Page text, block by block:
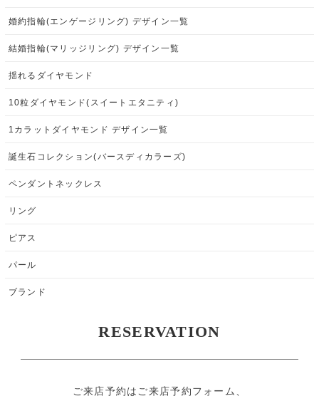
婚約指輪(エンゲージリング) デザイン一覧
結婚指輪(マリッジリング) デザイン一覧
揺れるダイヤモンド
10粒ダイヤモンド(スイートエタニティ)
1カラットダイヤモンド デザイン一覧
誕生石コレクション(バースディカラーズ)
ペンダントネックレス
リング
ピアス
パール
ブランド
RESERVATION
ご来店予約はご来店予約フォーム、